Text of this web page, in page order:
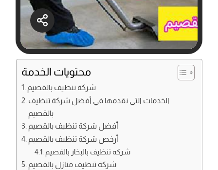
محتويات الخدمة
شركة تنظيف بالقصيم
الخدمات التي نقدمها في أفضل شركة تنظيف
بالقصيم
أفضل شركة تنظيف بالقصيم
أرخص شركة تنظيف بالقصيم
شركه تنظيف بالبخار بالقصيم
شركة تنظيف منازل بالقصيم